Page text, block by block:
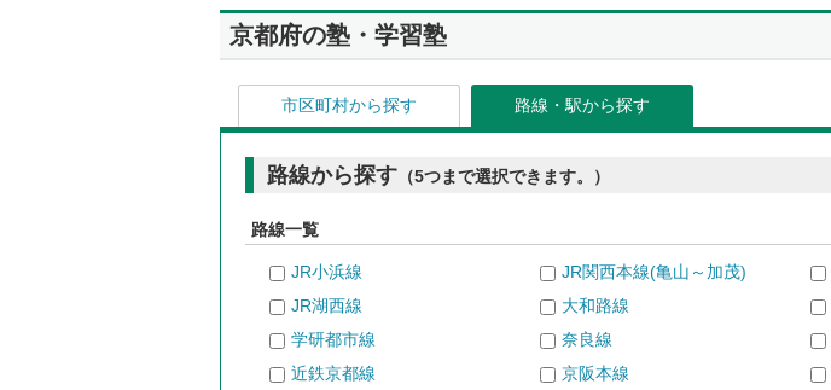
京都府の塾・学習塾
市区町村から探す 路線・駅から探す
路線から探す （5つまで選択できます。）
路線一覧
JR小浜線 JR関西本線(亀山～加茂)
JR湖西線
大和路線
学研都市線
奈良線
近鉄京都線
京阪本線